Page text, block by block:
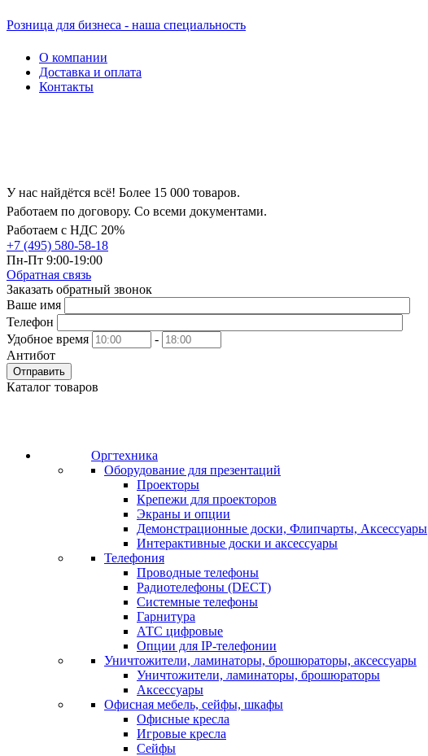
Розница для бизнеса - наша специальность
О компании
Доставка и оплата
Контакты
У нас найдётся всё! Более 15 000 товаров.
Работаем по договору. Со всеми документами.
Работаем с НДС 20%
+7 (495) 580-58-18
Пн-Пт 9:00-19:00
Обратная связь
Заказать обратный звонок
Ваше имя
Телефон
Удобное время
-
Антибот
Отправить
Каталог товаров
Оргтехника
Оборудование для презентаций
Проекторы
Крепежи для проекторов
Экраны и опции
Демонстрационные доски, Флипчарты, Аксессуары
Интерактивные доски и аксессуары
Телефония
Проводные телефоны
Радиотелефоны (DECT)
Системные телефоны
Гарнитура
АТС цифровые
Опции для IP-телефонии
Уничтожители, ламинаторы, брошюраторы, аксессуары
Уничтожители, ламинаторы, брошюраторы
Аксессуары
Офисная мебель, сейфы, шкафы
Офисные кресла
Игровые кресла
Сейфы